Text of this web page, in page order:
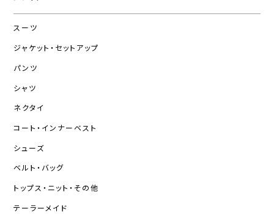
スーツ
ジャケット・セットアップ
パンツ
シャツ
ネクタイ
コート・インナーベスト
シューズ
ベルト・バッグ
トップス・ニット・その他
テーラーメイド